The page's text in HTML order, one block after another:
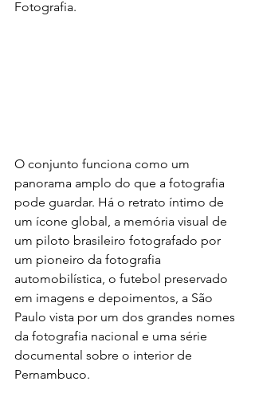
Fotografia.
O conjunto funciona como um
panorama amplo do que a fotografia
pode guardar. Há o retrato íntimo de
um ícone global, a memória visual de
um piloto brasileiro fotografado por
um pioneiro da fotografia
automobilística, o futebol preservado
em imagens e depoimentos, a São
Paulo vista por um dos grandes nomes
da fotografia nacional e uma série
documental sobre o interior de
Pernambuco.